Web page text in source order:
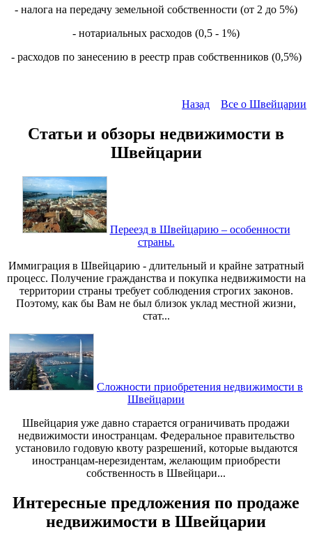
- налога на передачу земельной собственности (от 2 до 5%)
- нотариальных расходов (0,5 - 1%)
- расходов по занесению в реестр прав собственников (0,5%)
Назад Все о Швейцарии
Статьи и обзоры недвижимости в
Швейцарии
Переезд в Швейцарию – особенности
страны.
Иммиграция в Швейцарию - длительный и крайне затратный
процесс. Получение гражданства и покупка недвижимости на
территории страны требует соблюдения строгих законов.
Поэтому, как бы Вам не был близок уклад местной жизни,
стат...
Сложности приобретения недвижимости в
Швейцарии
Швейцария уже давно старается ограничивать продажи
недвижимости иностранцам. Федеральное правительство
установило годовую квоту разрешений, которые выдаются
иностранцам-нерезидентам, желающим приобрести
собственность в Швейцари...
Интересные предложения по продаже
недвижимости в Швейцарии